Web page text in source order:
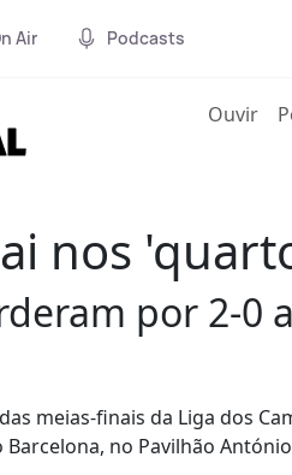
Air Podcasts
Ouvir
nos
por 2-0
meias-finais da Liga dos
no Pavilhão